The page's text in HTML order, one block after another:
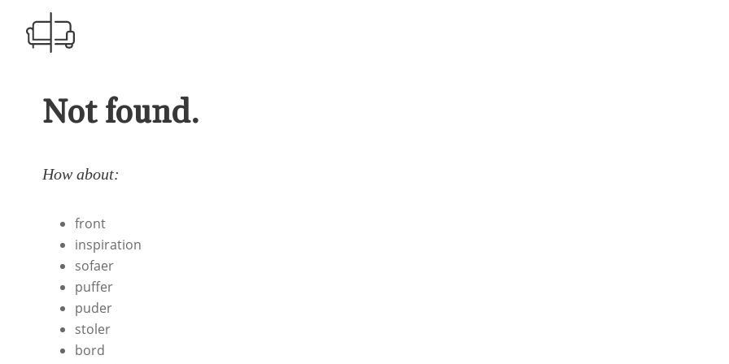
Not found.
How about:
front
inspiration
sofaer
puffer
puder
stoler
bord